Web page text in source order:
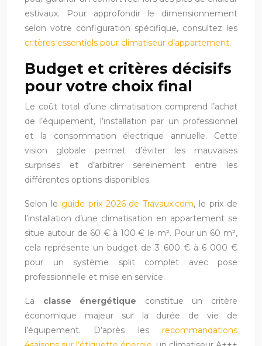
estivaux. Pour approfondir le dimensionnement
selon votre configuration spécifique, consultez les
critères essentiels pour climatiseur d’appartement.
Budget et critères décisifs
pour votre choix final
Le coût total d’une climatisation comprend l’achat
de l’équipement, l’installation par un professionnel
et la consommation électrique annuelle. Cette
vision globale permet d’éviter les mauvaises
surprises et d’arbitrer sereinement entre les
différentes options disponibles.
Selon le guide prix 2026 de Travaux.com, le prix de
l’installation d’une climatisation en appartement se
situe autour de 60 € à 100 € le m². Pour un 60 m²,
cela représente un budget de 3 600 € à 6 000 €
pour un système split complet avec pose
professionnelle et mise en service.
La classe énergétique constitue un critère
économique majeur sur la durée de vie de
l’équipement. D’après les recommandations